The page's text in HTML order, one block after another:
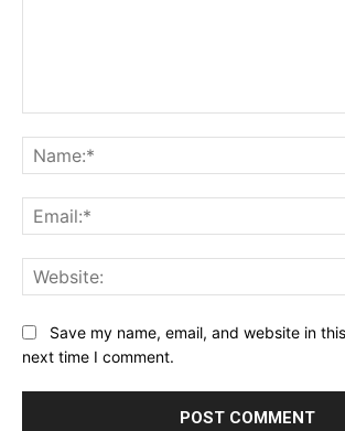
Save my name, email, and website in
next time I comment.